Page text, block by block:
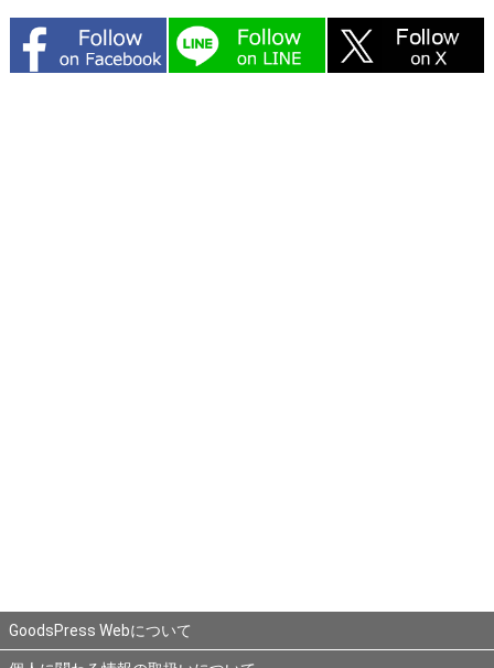
GoodsPress Webについて